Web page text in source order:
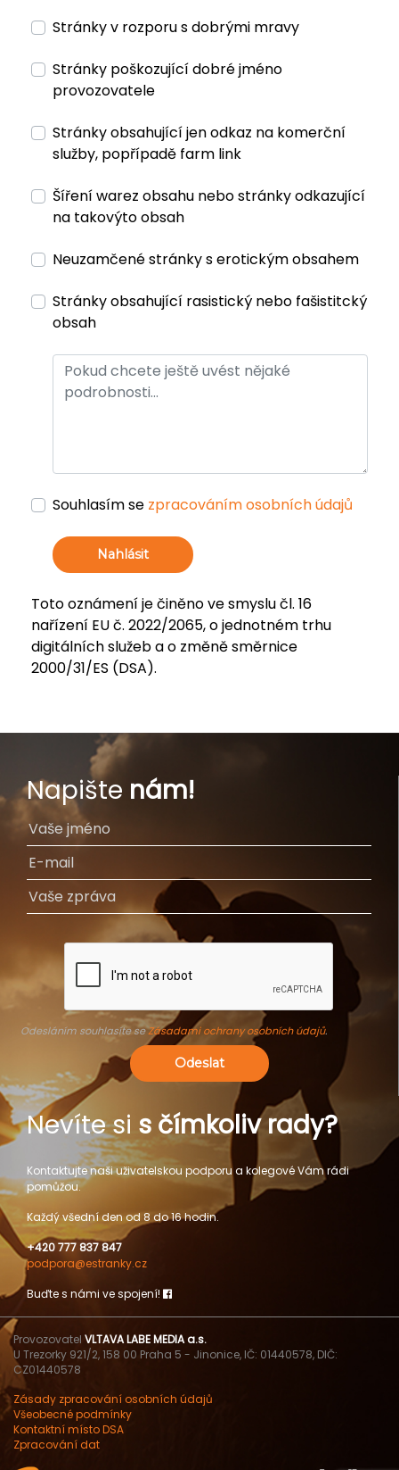
Stránky v rozporu s dobrými mravy
Stránky poškozující dobré jméno
provozovatele
Stránky obsahující jen odkaz na komerční
služby, popřípadě farm link
Šíření warez obsahu nebo stránky odkazující
na takovýto obsah
Neuzamčené stránky s erotickým obsahem
Stránky obsahující rasistický nebo fašistitcký
obsah
Souhlasím se zpracováním osobních údajů
Nahlásit
Toto oznámení je činěno ve smyslu čl. 16
nařízení EU č. 2022/2065, o jednotném trhu
digitálních služeb a o změně směrnice
2000/31/ES (DSA).
Napište nám!
Odesláním souhlasíte seZásadami ochrany osobních údajů.
Odeslat
Nevíte si s čímkoliv rady?
Kontaktujte naši uživatelskou podporu a kolegové Vám rádi
pomůžou.
Každý všední den od 8 do 16 hodin.
+420 777 837 847
podpora@estranky.cz
Buďte s námi ve spojení!
Provozovatel VLTAVA LABE MEDIA a.s.
U Trezorky 921/2, 158 00 Praha 5 - Jinonice, IČ: 01440578, DIČ:
CZ01440578
Zásady zpracování osobních údajů
Všeobecné podmínky
Kontaktní místo DSA
Zpracování dat